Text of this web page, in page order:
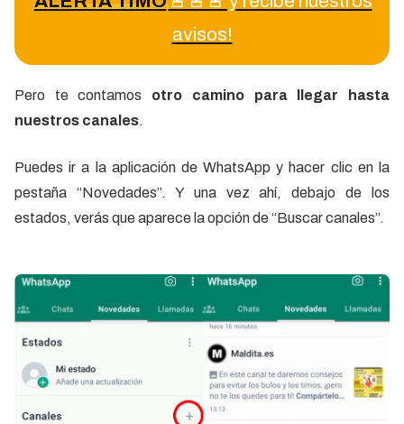
avisos!
Pero te contamos otro camino para llegar hasta
nuestros canales.
Puedes ir a la aplicación de WhatsApp y hacer clic en la
pestaña “Novedades”. Y una vez ahí, debajo de los
estados, verás que aparece la opción de “Buscar canales”.